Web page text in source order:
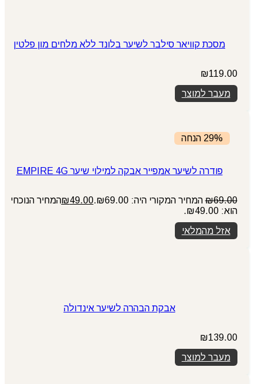
מסכת קוויאר סילבר לשיער בלונד ללא מלחים מון פלטין
₪119.00
מעבר למוצר
29% הנחה
פודרה לשיער אמפייר אבקה למילוי שיער EMPIRE 4G
₪69.00 המחיר המקורי היה: ₪69.00. ₪49.00
המחיר הנוכחי
הוא: ₪49.00.
אזל מהמלאי
אבקת הבהרה לשיער אינדולה
₪139.00
מעבר למוצר